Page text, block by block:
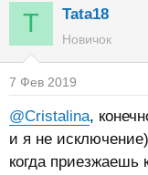
T Tata18
Новичок
7 Фев 2019
@Cristalina,
и я не
когда приезжаешь